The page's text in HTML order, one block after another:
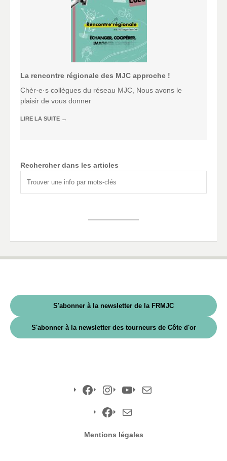
La rencontre régionale des MJC approche !
Chèr·e·s collègues du réseau MJC, Nous avons le
plaisir de vous donner
LIRE LA SUITE →
Rechercher dans les articles
S'abonner à la newsletter de la FRMJC
S'abonner à la newsletter des tourneurs de Côte d'or
Mentions légales